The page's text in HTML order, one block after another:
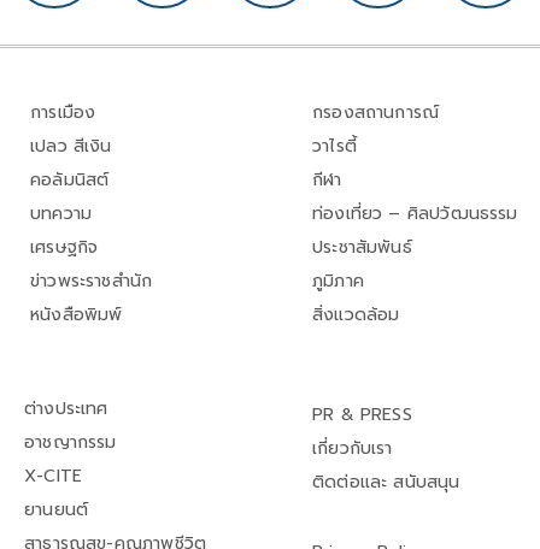
การเมือง
เปลว สีเงิน
คอลัมนิสต์
บทความ
เศรษฐกิจ
ข่าวพระราชสำนัก
หนังสือพิมพ์
กรองสถานการณ์
วาไรตี้
กีฬา
ท่องเที่ยว – ศิลปวัฒนธรรม
ประชาสัมพันธ์
ภูมิภาค
สิ่งแวดล้อม
ต่างประเทศ
อาชญากรรม
X-CITE
ยานยนต์
สาธารณสุข-คุณภาพชีวิต
PR & PRESS
เกี่ยวกับเรา
ติดต่อและ สนับสนุน